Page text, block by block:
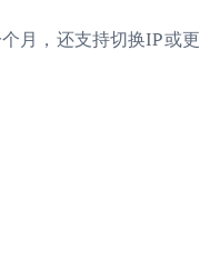
月，还支持切换IP或更